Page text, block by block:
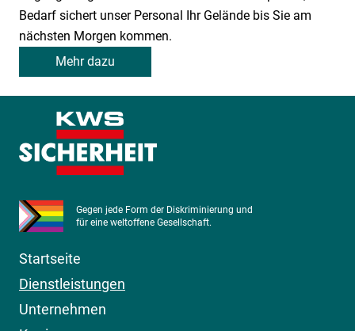
Bedarf sichert unser Personal Ihr Gelände bis Sie am
nächsten Morgen kommen.
Mehr dazu
Gegen jede Form der Diskriminierung und
für eine weltoffene Gesellschaft.
Startseite
Dienstleistungen
Unternehmen